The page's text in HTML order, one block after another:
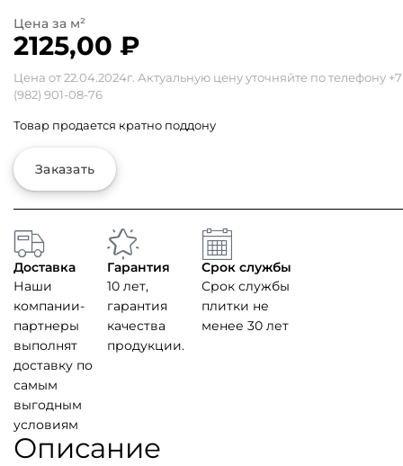
2125,00 ₽
Цена от 22.04.2024г. Актуальную цену уточняйте по телефону +7
(982) 901-08-76
Товар продается кратно поддону
Заказать
Доставка
Наши
компании-
партнеры
выполнят
доставку по
самым
выгодным
условиям
Гарантия
10 лет,
гарантия
качества
продукции.
Срок службы
Срок службы
плитки не
менее 30 лет
Описание